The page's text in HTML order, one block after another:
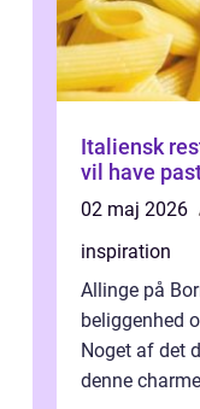
Italiensk
vil have
02 maj 2026
inspiration
Allinge på
beliggenhed
Noget af det
denne